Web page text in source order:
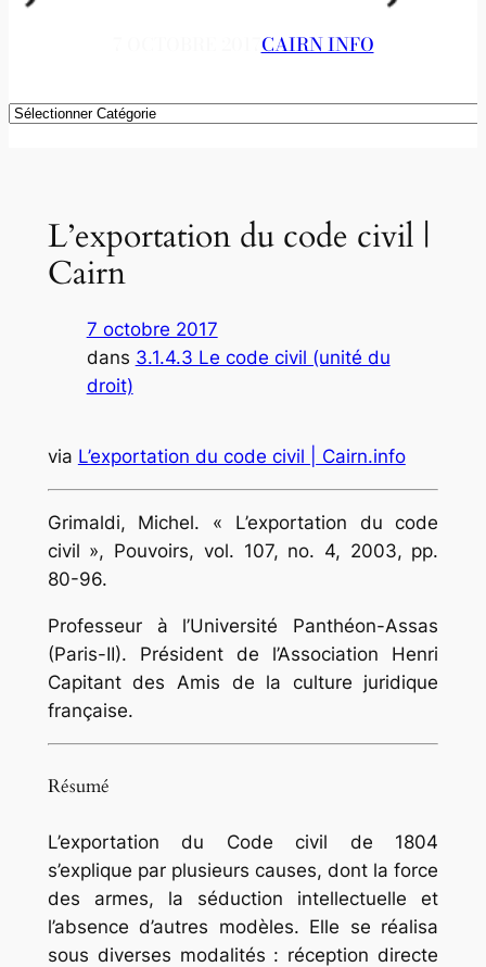
CAIRN INFO
Catégories
L’exportation du code civil |
Cairn
7 octobre 2017
dans 3.1.4.3 Le code civil (unité du
droit)
via L’exportation du code civil | Cairn.info
Grimaldi, Michel. « L’exportation du code
civil », Pouvoirs, vol. 107, no. 4, 2003, pp.
80-96.
Professeur à l’Université Panthéon-Assas
(Paris-II). Président de l’Association Henri
Capitant des Amis de la culture juridique
française.
Résumé
L’exportation du Code civil de 1804
s’explique par plusieurs causes, dont la force
des armes, la séduction intellectuelle et
l’absence d’autres modèles. Elle se réalisa
sous diverses modalités : réception directe